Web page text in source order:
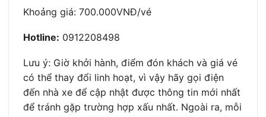
Khoảng giá: 700.000VNĐ/vé
Hotline: 0912208498
Lưu ý: Giờ khởi hành, điểm đón khách và giá vé
có thể thay đổi linh hoạt, vì vậy hãy gọi điện
đến nhà xe để cập nhật được thông tin mới nhất
để tránh gặp trường hợp xấu nhất. Ngoài ra, mỗi